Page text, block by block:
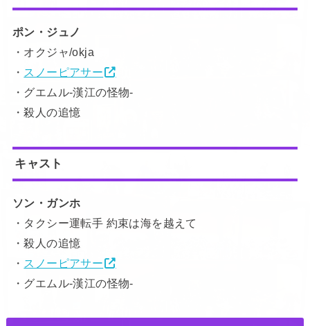
ポン・ジュノ
・オクジャ/okja
・ スノーピアサー
・グエムル-漢江の怪物-
・殺人の追憶
キャスト
ソン・ガンホ
・タクシー運転手 約束は海を越えて
・殺人の追憶
・ スノーピアサー
・グエムル-漢江の怪物-